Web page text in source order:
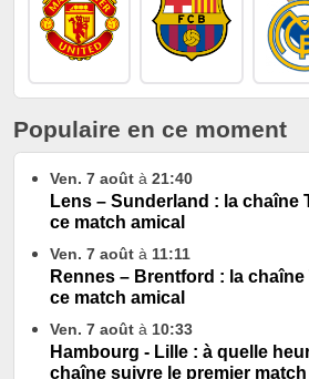
Populaire en ce moment
Ven. 7 août à 21:40
Lens – Sunderland : la chaîne
ce match amical
Ven. 7 août à 11:11
Rennes – Brentford : la
ce match amical
Ven. 7 août à 10:33
Hambourg - Lille : à quelle
chaîne suivre le premier